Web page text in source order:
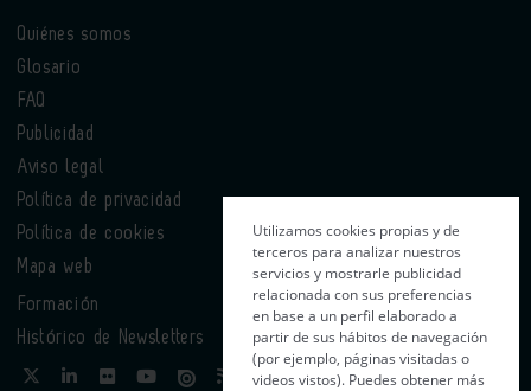
Quiénes somos
Glosario
FAQ
Publicidad
Aviso legal
Política de privacidad
Política de cookies
Mapa web
Formación
Histórico de Newsletters
Utilizamos cookies propias y de
terceros para analizar nuestros
servicios y mostrarle publicidad
relacionada con sus preferencias
en base a un perfil elaborado a
partir de sus hábitos de navegación
(por ejemplo, páginas visitadas o
videos vistos). Puedes obtener más